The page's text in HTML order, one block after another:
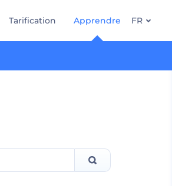
Tarification Apprendre FR